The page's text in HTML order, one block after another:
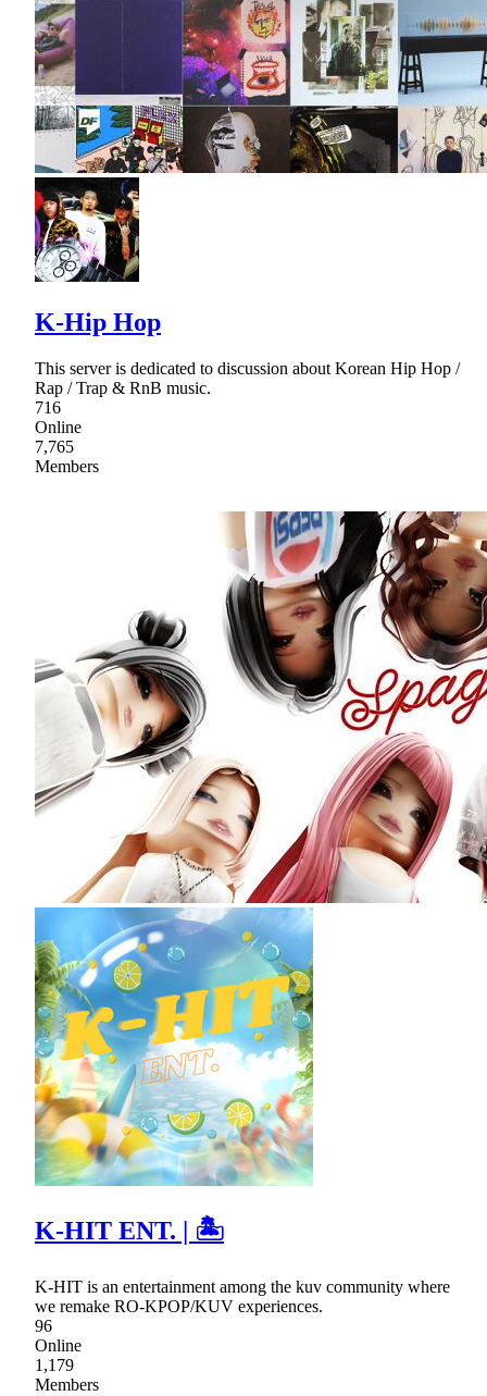
K-Hip Hop
This server is dedicated to discussion about Korean Hip Hop /
Rap / Trap & RnB music.
716
Online
7,765
Members
K-HIT ENT. | 🏝
K-HIT is an entertainment among the kuv community where
we remake RO-KPOP/KUV experiences.
96
Online
1,179
Members